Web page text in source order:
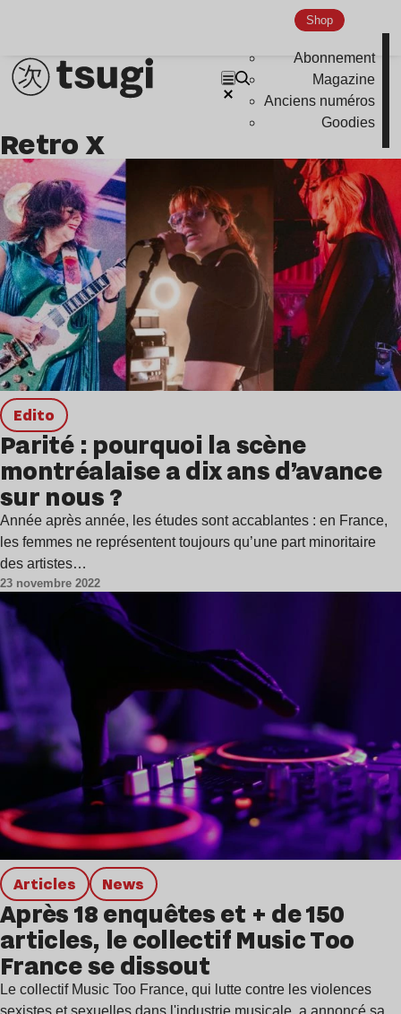
Shop
Abonnement
Magazine
Anciens numéros
Goodies
Retro X
Edito
Parité : pourquoi la scène
montréalaise a dix ans d’avance
sur nous ?
Année après année, les études sont accablantes : en France,
les femmes ne représentent toujours qu’une part minoritaire
des artistes…
23 novembre 2022
Articles news
Après 18 enquêtes et + de 150
articles, le collectif Music Too
France se dissout
Le collectif Music Too France, qui lutte contre les violences